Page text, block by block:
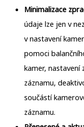
Minimalizace
údaje lze jen v
v nastavení
pomoci
kamer, nastavení
záznamu,
součástí
záznamu.